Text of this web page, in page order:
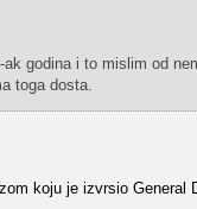
godina i to mislim od
toga dosta.
koju je izvrsio